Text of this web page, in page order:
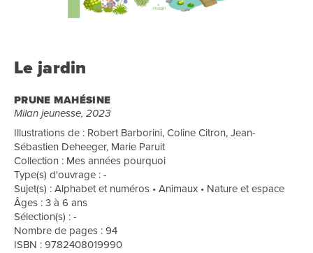
Le jardin
PRUNE MAHÉSINE
Milan jeunesse, 2023
Illustrations de : Robert Barborini, Coline Citron, Jean-
Sébastien Deheeger, Marie Paruit
Collection : Mes années pourquoi
Type(s) d'ouvrage : -
Sujet(s) : Alphabet et numéros • Animaux • Nature et espace
Âges : 3 à 6 ans
Sélection(s) : -
Nombre de pages : 94
ISBN : 9782408019990